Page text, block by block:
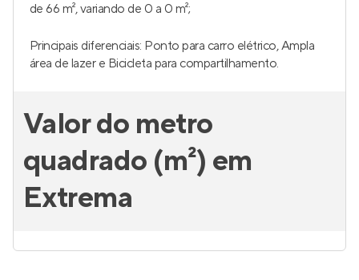
de 66 m², variando de 0 a 0 m²;
Principais diferenciais: Ponto para carro elétrico, Ampla
área de lazer e Bicicleta para compartilhamento.
Valor do metro
quadrado (m²) em
Extrema